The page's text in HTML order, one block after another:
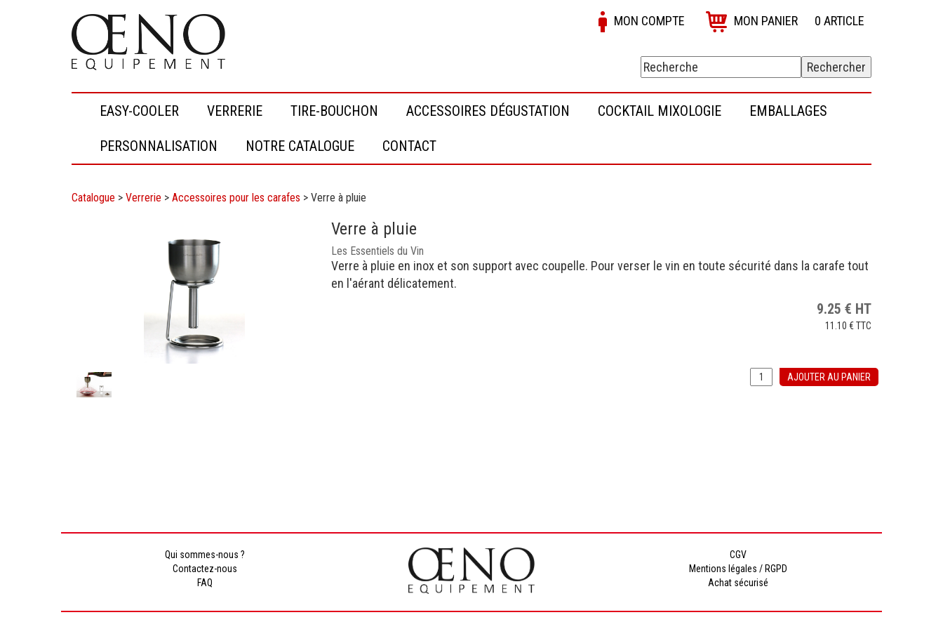
MON PANIER 0 ARTICLE
MON COMPTE
EASY-COOLER VERRERIE TIRE-BOUCHON ACCESSOIRES DÉGUSTATION COCKTAIL MIXOLOGIE EMBALLAGES
PERSONNALISATION NOTRE CATALOGUE CONTACT
Catalogue > Verrerie > Accessoires pour les carafes > Verre à pluie
Verre à pluie
Les Essentiels du Vin
Verre à pluie en inox et son support avec coupelle. Pour verser le vin en toute sécurité dans la carafe tout
en l'aérant délicatement.
9.25 € HT
11.10 €TTC
AJOUTER AU PANIER
Qui sommes-nous ?
Contactez-nous
FAQ
CGV
Mentions légales / RGPD
Achat sécurisé